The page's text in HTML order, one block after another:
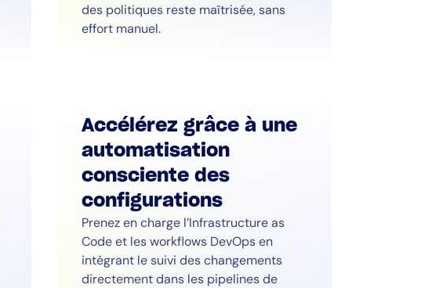
des politiques reste maîtrisée, sans
effort manuel.
Accélérez grâce à une
automatisation
consciente des
configurations
Prenez en charge l’Infrastructure as
Code et les workflows DevOps en
intégrant le suivi des changements
directement dans les pipelines de